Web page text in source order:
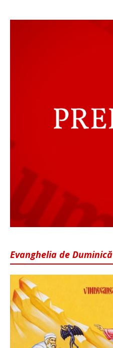
Evanghelia de Duminică